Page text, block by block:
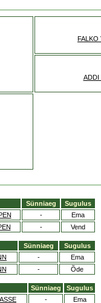
FALKO
ADDI
Sünniaeg
Sugulus
-
Ema
- Vend
Sünniaeg
Sugulus
-
Ema
- Õde
Sünniaeg
Sugulus
-
Ema